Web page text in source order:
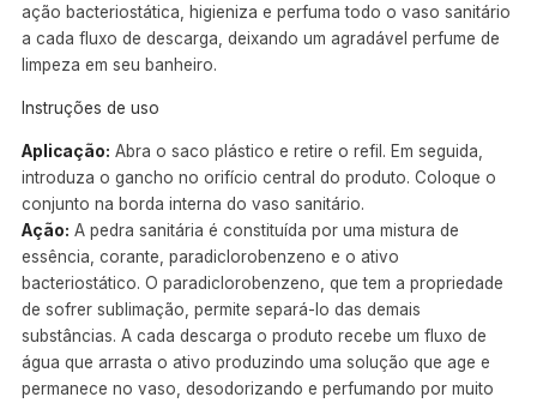
ação bacteriostática, higieniza e perfuma todo o vaso sanitário
a cada fluxo de descarga, deixando um agradável perfume de
limpeza em seu banheiro.
Instruções de uso
Aplicação: Abra o saco plástico e retire o refil. Em seguida,
introduza o gancho no orifício central do produto. Coloque o
conjunto na borda interna do vaso sanitário.
Ação: A pedra sanitária é constituída por uma mistura de
essência, corante, paradiclorobenzeno e o ativo
bacteriostático. O paradiclorobenzeno, que tem a propriedade
de sofrer sublimação, permite separá-lo das demais
substâncias. A cada descarga o produto recebe um fluxo de
água que arrasta o ativo produzindo uma solução que age e
permanece no vaso, desodorizando e perfumando por muito